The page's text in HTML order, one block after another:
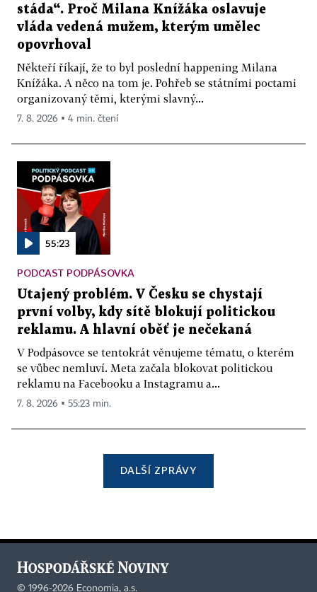
stáda“. Proč Milana Knížáka oslavuje
vláda vedená mužem, kterým umělec
opovrhoval
Někteří říkají, že to byl poslední happening Milana
Knížáka. A něco na tom je. Pohřeb se státními poctami
organizovaný těmi, kterými slavný...
7. 8. 2026 ▪ 4 min. čtení
55:23
PODCAST PODPÁSOVKA
Utajený problém. V Česku se chystají
první volby, kdy sítě blokují politickou
reklamu. A hlavní oběť je nečekaná
V Podpásovce se tentokrát věnujeme tématu, o kterém
se vůbec nemluví. Meta začala blokovat politickou
reklamu na Facebooku a Instagramu a...
7. 8. 2026 ▪ 55:23 min.
DALŠÍ ZPRÁVY
© 1996-2026 Economia, a.s.